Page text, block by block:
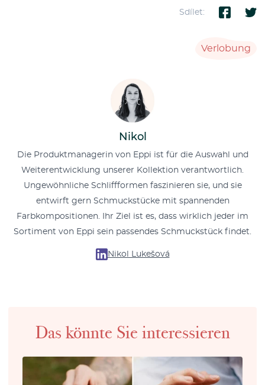
Sdílet:
Verlobung
Nikol
Die Produktmanagerin von Eppi ist für die Auswahl und
Weiterentwicklung unserer Kollektion verantwortlich.
Ungewöhnliche Schliffformen faszinieren sie, und sie
entwirft gern Schmuckstücke mit spannenden
Farbkompositionen. Ihr Ziel ist es, dass wirklich jeder im
Sortiment von Eppi sein passendes Schmuckstück findet.
Nikol Lukešová
Das könnte Sie interessieren